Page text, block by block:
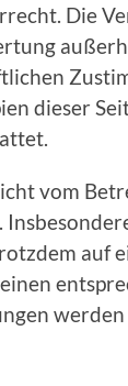
Die
dieser
vom
auf